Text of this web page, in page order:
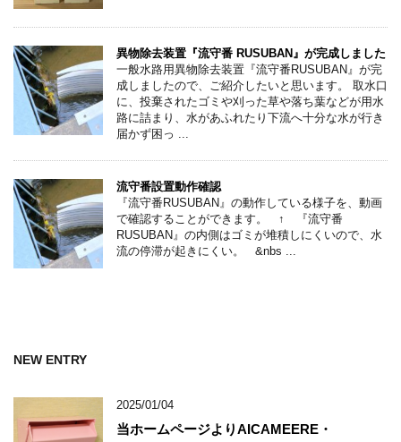
異物除去装置『流守番 RUSUBAN』が完成しました
一般水路用異物除去装置『流守番RUSUBAN』が完
成しましたので、ご紹介したいと思います。 取水口
に、投棄されたゴミや刈った草や落ち葉などが用水
路に詰まり、水があふれたり下流へ十分な水が行き
届かず困っ ...
流守番設置動作確認
『流守番RUSUBAN』の動作している様子を、動画
で確認することができます。 ↑ 『流守番
RUSUBAN』の内側はゴミが堆積しにくいので、水
流の停滞が起きにくい。 &nbs ...
NEW ENTRY
2025/01/04
当ホームページよりAICAMEERE・